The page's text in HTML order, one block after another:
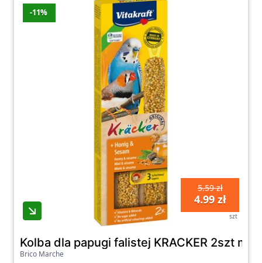
-11%
5.59 zł
4.99 zł
szt
Kolba dla papugi falistej KRACKER 2szt
Brico Marche